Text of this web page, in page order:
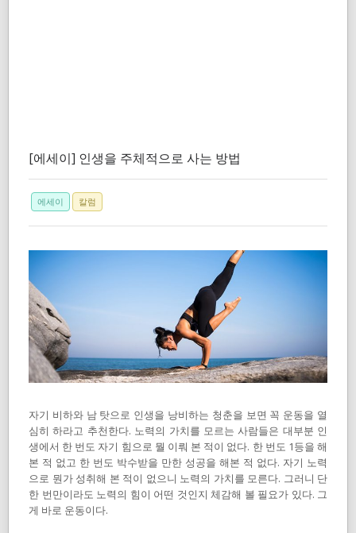
[에세이] 인생을 주체적으로 사는 방법
에세이 칼럼
자기 비하와 남 탓으로 인생을 낭비하는 청춘을 보면 꼭 운동을 열
심히 하라고 추천한다. 노력의 가치를 모르는 사람들은 대부분 인
생에서 한 번도 자기 힘으로 뭘 이뤄 본 적이 없다. 한 번도 1등을 해
본 적 없고 한 번도 박수받을 만한 성공을 해본 적 없다. 자기 노력
으로 뭔가 성취해 본 적이 없으니 노력의 가치를 모른다. 그러니 단
한 번만이라도 노력의 힘이 어떤 것인지 체감해 볼 필요가 있다. 그
게 바로 운동이다.